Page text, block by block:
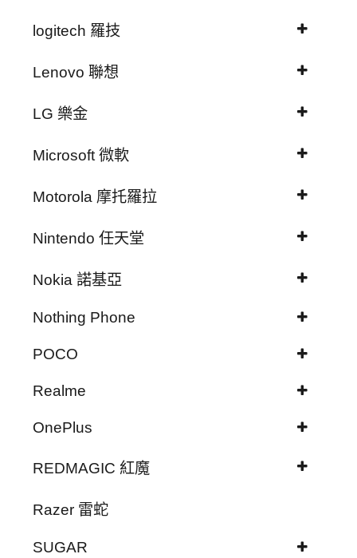
logitech 羅技
Lenovo 聯想
LG 樂金
Microsoft 微軟
Motorola 摩托羅拉
Nintendo 任天堂
Nokia 諾基亞
Nothing Phone
POCO
Realme
OnePlus
REDMAGIC 紅魔
Razer 雷蛇
SUGAR